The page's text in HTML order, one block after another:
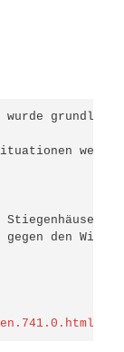
werden
Stiegenhäuser
den